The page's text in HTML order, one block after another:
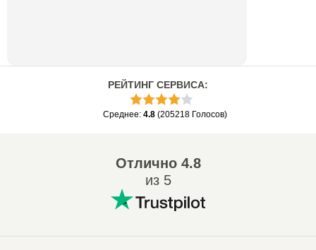
РЕЙТИНГ СЕРВИСА:
Среднее: 4.8 (205218 Голосов)
Отлично4.8
из 5